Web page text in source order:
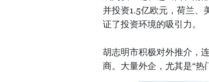
并投资1.5亿欧元，荷兰、
证了投资环境的吸引力。
胡志明市积极对外推介，
商。大量外企，尤其是“热